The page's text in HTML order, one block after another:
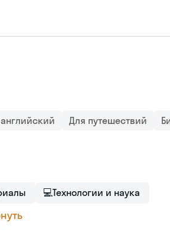
Для путешествий
💻Технологии и наука